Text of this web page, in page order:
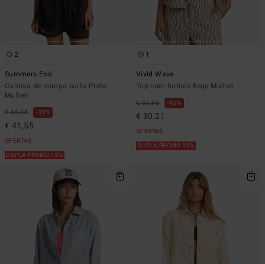
2
Summers End
Camisa de manga curta Preto
Mulher
€ 65,95 37%
€ 41,55
OFERTAS
DUPLA PROMO 10%
1
Vivid Wave
Top com botões Bege Mulher
€ 55,95 46%
€ 30,21
OFERTAS
DUPLA PROMO 10%